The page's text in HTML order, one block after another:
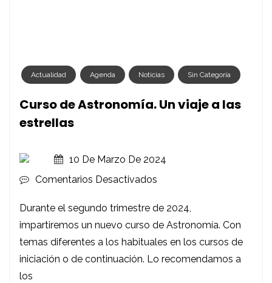
Actualidad Agenda Noticias Sin Categoría
Curso de Astronomía. Un viaje a las
estrellas
10 De Marzo De 2024
Comentarios Desactivados
De
Astronomía.
Un
Viaje
Durante el segundo trimestre de 2024,
impartiremos un nuevo curso de Astronomía. Con
temas diferentes a los habituales en los cursos de
iniciación o de continuación. Lo recomendamos a
los